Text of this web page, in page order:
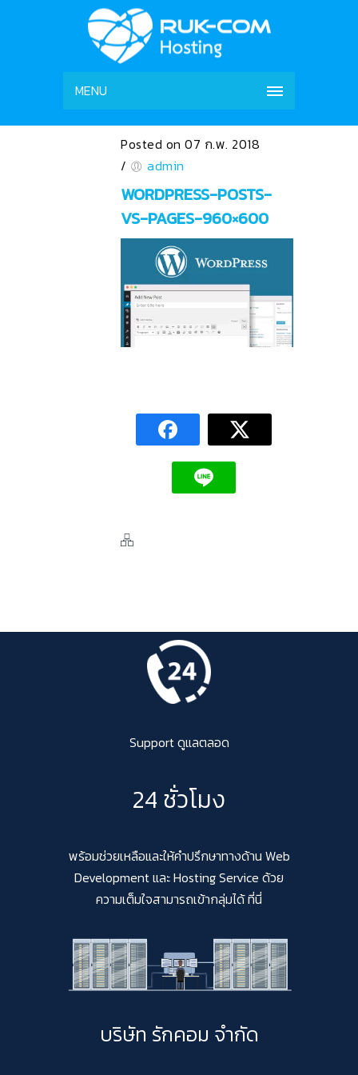
MENU
Posted on 07 ก.พ. 2018
/
admin
WORDPRESS-POSTS-
VS-PAGES-960×600
Support ดูแลตลอด
24 ชั่วโมง
พร้อมช่วยเหลือและให้คำปรึกษาทางด้าน Web
Development และ Hosting Service ด้วย
ความเต็มใจสามารถเข้ากลุ่มได้ ที่นี่
บริษัท รักคอม จำกัด